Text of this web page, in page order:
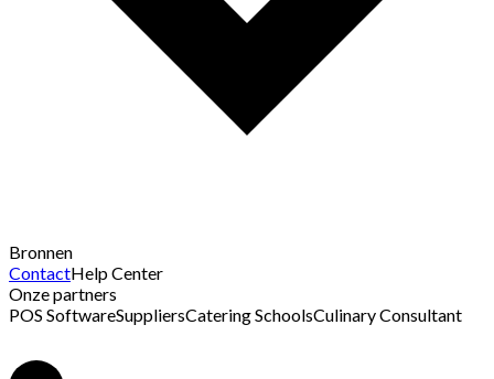
Bronnen
ContactHelp Center
Onze partners
POS SoftwareSuppliersCatering SchoolsCulinary Consultant